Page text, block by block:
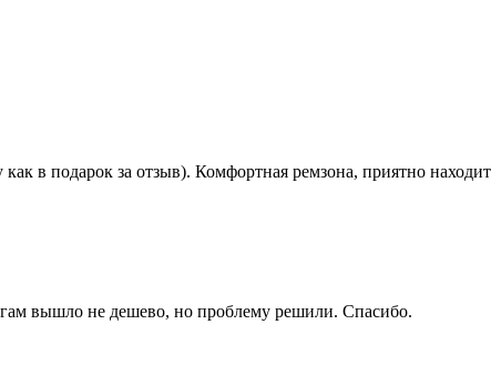
подарок за отзыв). Комфортная ремзона, приятно
вышло не дешево, но проблему решили. Спасибо.